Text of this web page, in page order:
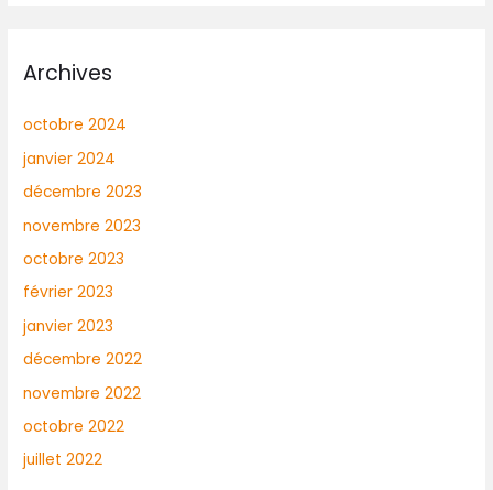
Archives
octobre 2024
janvier 2024
décembre 2023
novembre 2023
octobre 2023
février 2023
janvier 2023
décembre 2022
novembre 2022
octobre 2022
juillet 2022